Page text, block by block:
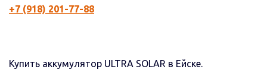
+7 (918) 201-77-88
Купить аккумулятор ULTRA SOLAR в Ейске.